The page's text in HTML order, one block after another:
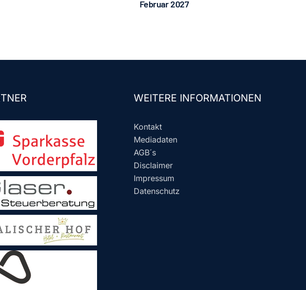
Februar 2027
WEITERE INFORMATIONEN
Kontakt
Mediadaten
AGB´s
Disclaimer
Impressum
Datenschutz